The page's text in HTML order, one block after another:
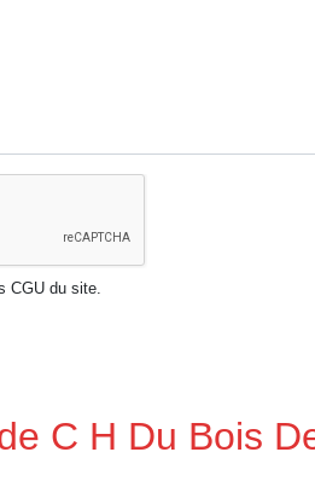
CGU du site.
C H Du Bois